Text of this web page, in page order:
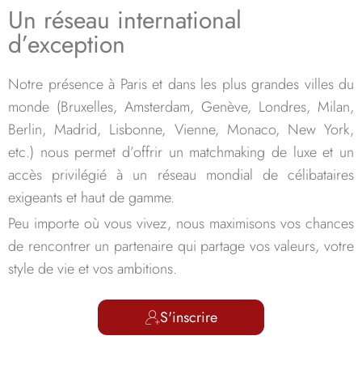
Un réseau international
d’exception
Notre présence à Paris et dans les plus grandes villes du
monde (Bruxelles, Amsterdam, Genève, Londres, Milan,
Berlin, Madrid, Lisbonne, Vienne, Monaco, New York,
etc.) nous permet d’offrir un matchmaking de luxe et un
accès privilégié à un réseau mondial de célibataires
exigeants et haut de gamme.
Peu importe où vous vivez, nous maximisons vos chances
de rencontrer un partenaire qui partage vos valeurs, votre
style de vie et vos ambitions.
S'inscrire